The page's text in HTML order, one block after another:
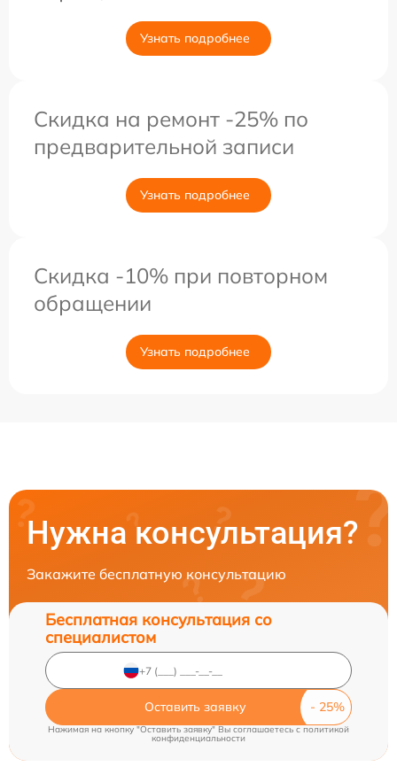
Узнать подробнее
Скидка на ремонт -25% по
предварительной записи
Узнать подробнее
Скидка -10% при повторном
обращении
Узнать подробнее
Нужна консультация?
Закажите бесплатную консультацию
Бесплатная консультация со
специалистом
Оставить заявку
Нажимая на кнопку "Оставить заявку" Вы соглашаетесь c политикой
конфиденциальности